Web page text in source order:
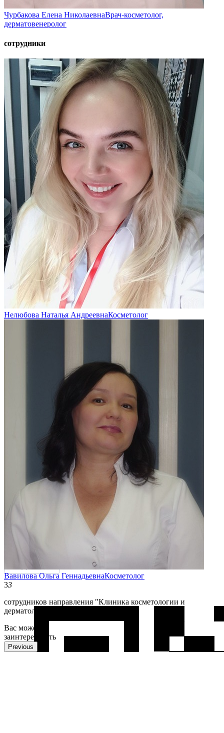
8
Чурбакова Елена НиколаевнаВрач-косметолог,
дерматовенеролог
сотрудники
Нелюбова Наталья АндреевнаКосметолог
Вавилова Ольга ГеннадьевнаКосметолог
33
сотрудников направления "Клиника косметологии и
дерматологии" позаботятся о Вас
Вас может
заинтересовать
Previous